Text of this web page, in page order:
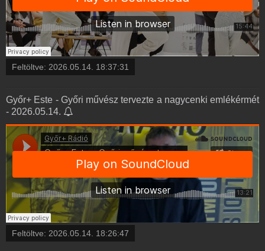
Feltöltve: 2026.05.14. 18:37:31
Győr+ Este - Győri művész tervezte a nagycenki emlékérmét
- 2026.05.14.
Feltöltve: 2026.05.14. 18:26:47